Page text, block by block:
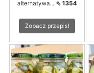
alternatywa... ⇖ 1354
Zobacz przepis!